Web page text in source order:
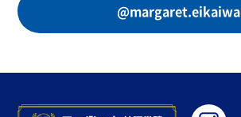
@margaret.eikaiwa